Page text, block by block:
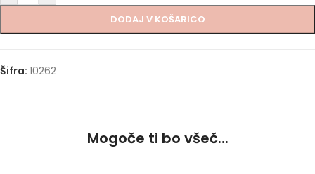
DODAJ V KOŠARICO
Šifra: 10262
Mogoče ti bo všeč...